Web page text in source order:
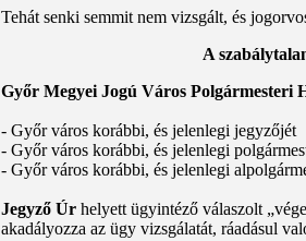
Tehát senki semmit nem vizsgált, és
A
Győr Megyei Jogú Város Polgármesteri
- Győr város korábbi, és jelenlegi jegyzőjét
- Győr város korábbi, és jelenlegi
- Győr város korábbi, és jelenlegi
Jegyző Úrhelyett ügyintéző válaszolt
akadályozza az ügy vizsgálatát, ráadásul